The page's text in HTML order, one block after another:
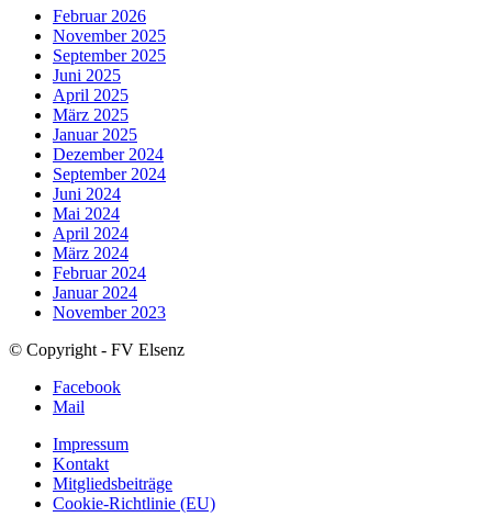
Februar 2026
November 2025
September 2025
Juni 2025
April 2025
März 2025
Januar 2025
Dezember 2024
September 2024
Juni 2024
Mai 2024
April 2024
März 2024
Februar 2024
Januar 2024
November 2023
© Copyright - FV Elsenz
Facebook
Mail
Impressum
Kontakt
Mitgliedsbeiträge
Cookie-Richtlinie (EU)